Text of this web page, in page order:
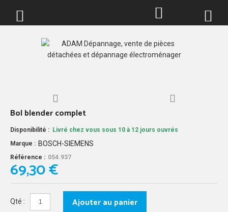
Bol blender complet
Disponibilité :
Livré chez vous sous 10 à 12 jours ouvrés
Marque : BOSCH-SIEMENS
Référence : 054.937
69,30 €
Qté : Ajouter au panier